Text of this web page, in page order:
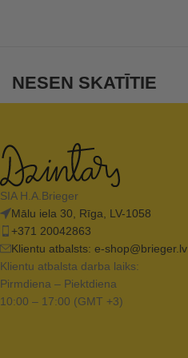
NESEN SKATĪTIE
SIA H.A.Brieger
Mālu iela 30, Rīga, LV-1058
+371 20042863
Klientu atbalsts: e-shop@brieger.lv
Klientu atbalsta darba laiks:
Pirmdiena – Piektdiena
10:00 – 17:00 (GMT +3)